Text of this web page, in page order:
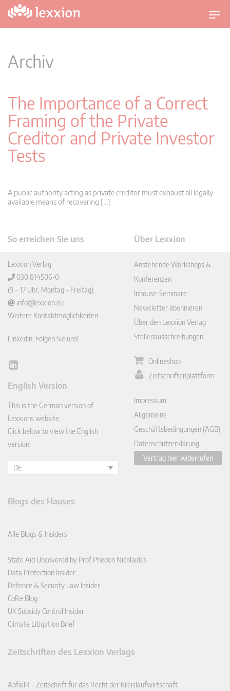
U
m
Archiv
The Importance of a Correct
Framing of the Private
Creditor and Private Investor
Tests
A public authority acting as private creditor must exhaust all legally
available means of recovering […]
So erreichen Sie uns
Lexxion Verlag
030 814506-0
(9 – 17 Uhr, Montag – Freitag)
info@lexxion.eu
Weitere Kontaktmöglichkeiten
LinkedIn: Folgen Sie uns!
Lin
In
English Version
This is the German version of
Lexxions website.
Click below to view the English
version:
DE
Über Lexxion
Anstehende Workshops &
Konferenzen
Inhouse-Seminare
Newsletter abonnieren
Über den Lexxion Verlag
Stellenausschreibungen
Onlineshop
Zeitschriftenplattform
Impressum
Allgemeine
Geschäftsbedingungen (AGB)
Datenschutzerklärung
Vertrag hier widerrufen
Blogs des Hauses
Alle Blogs & Insiders
State Aid Uncovered by Prof Phedon Nicolaides
Data Protection Insider
Defence & Security Law Insider
CoRe Blog
UK Subsidy Control Insider
Climate Litigation Brief
Zeitschriften des Lexxion Verlags
AbfallR – Zeitschrift für das Recht der Kreislaufwirtschaft